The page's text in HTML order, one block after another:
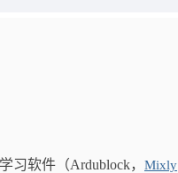
习软件（Ardublock， Mixly